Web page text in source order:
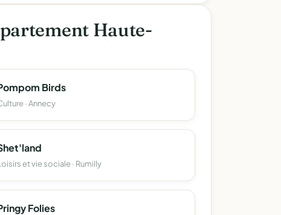
Haute-
Birds
· Annecy
et vie sociale · Rumilly
Folies